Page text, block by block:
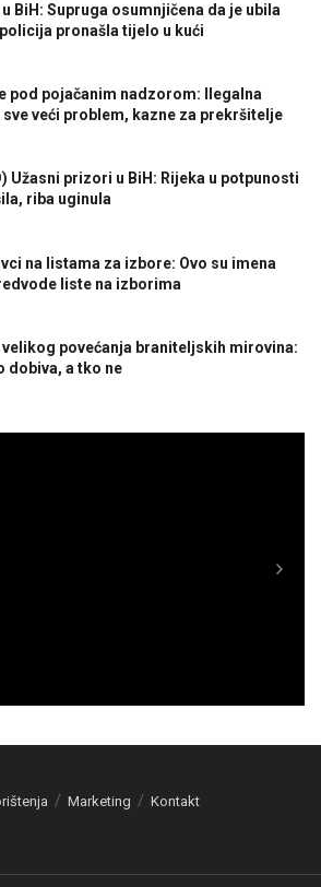
BiH: Supruga osumnjičena da je ubila
pronašla tijelo u kući
pod pojačanim nadzorom: Ilegalna
sve veći problem, kazne za prekršitelje
Užasni prizori u BiH: Rijeka u potpunosti
riba uginula
na listama za izbore: Ovo su imena
liste na izborima
velikog povećanja braniteljskih mirovina:
dobiva, a tko ne
Marketing Kontakt